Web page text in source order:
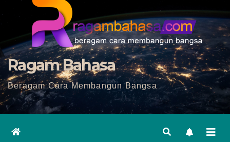
Ragam Bahasa
Beragam Cara Membangun Bangsa